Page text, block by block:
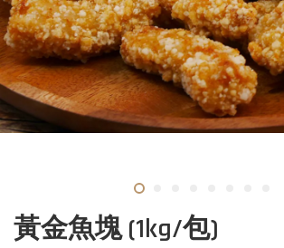
黃金魚塊 (1kg/包)